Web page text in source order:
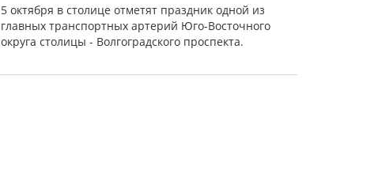
5 октября в столице отметят праздник одной из
главных транспортных артерий Юго-Восточного
округа столицы - Волгоградского проспекта.